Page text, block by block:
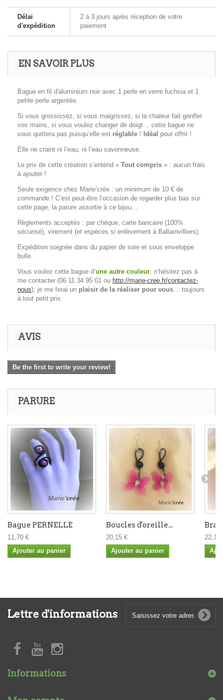
Délai
d'expédition
2 à 3 jours après réception de votre
paiement
EN SAVOIR PLUS
Bague en fil d'aluminium noir avec 1 perle en verre fuchsia et 1
petite perle argentée.
Si vous grossissez, si vous maigrissez, si la chaleur fait gonfler
vos mains, si vous voulez changer de doigt… cette bague ne
vous quittera pas puisqu’elle est réglable ! Idéal pour offrir !
Elle ne craint ni l’eau, ni l’eau savonneuse.
Le prix de cette création s’entend « Tout compris » : aucun frais
à ajouter !
Seule exigence chez Marie’crée : un minimum de 10 € de
commande ! C’est peut-être l’occasion de regarder plus bas sur
cette page, la parure assortie à ce bijou…
Règlements acceptés : par chèque, carte bancaire (100%
sécurisé), virement (et espèces si enlèvement à Ballainvilliers).
Expédition soignée dans du papier de soie et sous enveloppe
bulle.
Vous voulez cette bague d’une autre couleur, n’hésitez pas à
me contacter (06 11 34 95 01 ou http://marie-cree.fr/contactez-
nous); je me ferai un plaisir de la réaliser pour vous… toujours
à tout petit prix.
AVIS
Be the first to write your review!
PARURE
Bague PERNELLE
11,70 €
Ajouter au panier
Boucles d'oreille...
20,15 €
Ajouter au panier
22,10
Lettre d'informations
Informations